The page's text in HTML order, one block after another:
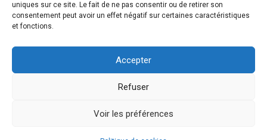
uniques sur ce site. Le fait de ne pas consentir ou de retirer son
consentement peut avoir un effet négatif sur certaines caractéristiques
et fonctions.
Accepter
Refuser
Voir les préférences
Meringues à la fraise